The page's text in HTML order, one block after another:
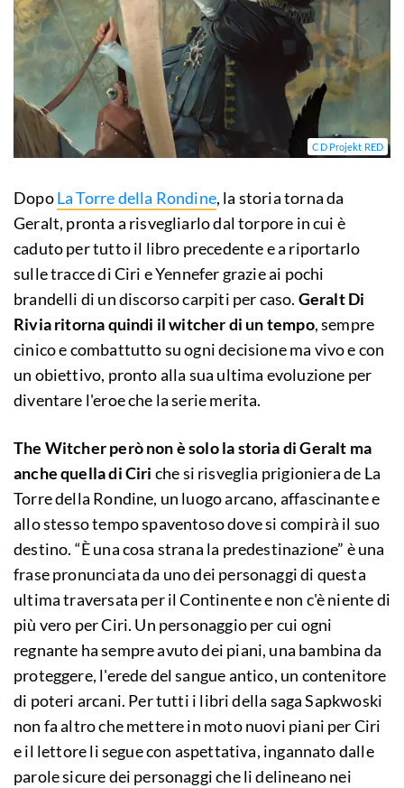
CD Projekt RED
DopoLa Torre della Rondine, la storia torna da
Geralt, pronta a risvegliarlo dal torpore in cui è
caduto per tutto il libro precedente e a riportarlo
sulle tracce di Ciri e Yennefer grazie ai pochi
brandelli di un discorso carpiti per caso. Geralt Di
Rivia ritorna quindi il witcher di un tempo, sempre
cinico e combattutto su ogni decisione ma vivo e con
un obiettivo, pronto alla sua ultima evoluzione per
diventare l'eroe che la serie merita.
The Witcher però non è solo la storia di Geralt ma
anche quella di Ciri che si risveglia prigioniera de La
Torre della Rondine, un luogo arcano, affascinante e
allo stesso tempo spaventoso dove si compirà il suo
destino. “È una cosa strana la predestinazione” è una
frase pronunciata da uno dei personaggi di questa
ultima traversata per il Continente e non c'è niente di
più vero per Ciri. Un personaggio per cui ogni
regnante ha sempre avuto dei piani, una bambina da
proteggere, l'erede del sangue antico, un contenitore
di poteri arcani. Per tutti i libri della saga Sapkwoski
non fa altro che mettere in moto nuovi piani per Ciri
e il lettore li segue con aspettativa, ingannato dalle
parole sicure dei personaggi che li delineano nei